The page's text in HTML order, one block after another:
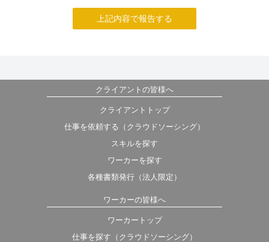
上記内容で報告する
クライアントの皆様へ
クライアントトップ
仕事を依頼する（クラウドソーシング）
スキルを探す
ワーカーを探す
各種書類発行（法人限定）
ワーカーの皆様へ
ワーカートップ
仕事を探す（クラウドソーシング）